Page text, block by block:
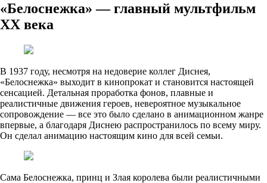
«Белоснежка» — главный мультфильм
XX века
В 1937 году, несмотря на недоверие коллег Диснея,
«Белоснежка» выходит в кинопрокат и становится настоящей
сенсацией. Детальная проработка фонов, плавные и
реалистичные движения героев, невероятное музыкальное
сопровождение — все это было сделано в анимационном жанре
впервые, а благодаря Диснею распространилось по всему миру.
Он сделал анимацию настоящим кино для всей семьи.
Сама Белоснежка, принц и Злая королева были реалистичными